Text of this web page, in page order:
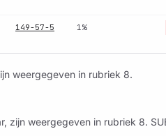
149-57-5 1%
weergegeven in rubriek 8.
zijn weergegeven in rubriek 8.